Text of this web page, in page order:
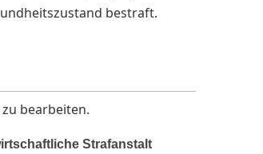
bestraft.
bearbeiten.
Strafanstalt